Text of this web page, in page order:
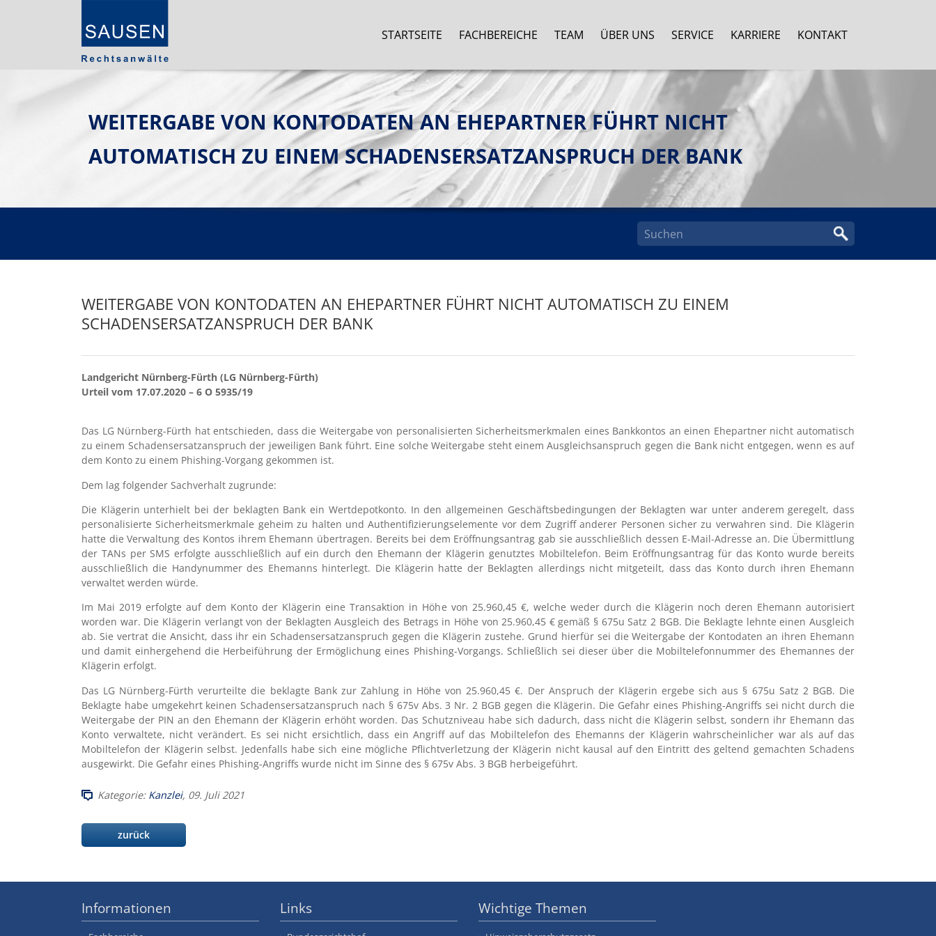
STARTSEITE FACHBEREICHE TEAM ÜBER UNS SERVICE KARRIERE KONTAKT
WEITERGABE VON KONTODATEN AN EHEPARTNER FÜHRT NICHT
AUTOMATISCH ZU EINEM SCHADENSERSATZANSPRUCH DER BANK
WEITERGABE VON KONTODATEN AN EHEPARTNER FÜHRT NICHT AUTOMATISCH ZU EINEM
SCHADENSERSATZANSPRUCH DER BANK
Landgericht Nürnberg-Fürth (LG Nürnberg-Fürth)
Urteil vom 17.07.2020 – 6 O 5935/19
Das LG Nürnberg-Fürth hat entschieden, dass die Weitergabe von personalisierten Sicherheitsmerkmalen eines Bankkontos an einen Ehepartner nicht automatisch
zu einem Schadensersatzanspruch der jeweiligen Bank führt. Eine solche Weitergabe steht einem Ausgleichsanspruch gegen die Bank nicht entgegen, wenn es auf
dem Konto zu einem Phishing-Vorgang gekommen ist.
Dem lag folgender Sachverhalt zugrunde:
Die Klägerin unterhielt bei der beklagten Bank ein Wertdepotkonto. In den allgemeinen Geschäftsbedingungen der Beklagten war unter anderem geregelt, dass
personalisierte Sicherheitsmerkmale geheim zu halten und Authentifizierungselemente vor dem Zugriff anderer Personen sicher zu verwahren sind. Die Klägerin
hatte die Verwaltung des Kontos ihrem Ehemann übertragen. Bereits bei dem Eröffnungsantrag gab sie ausschließlich dessen E-Mail-Adresse an. Die Übermittlung
der TANs per SMS erfolgte ausschließlich auf ein durch den Ehemann der Klägerin genutztes Mobiltelefon. Beim Eröffnungsantrag für das Konto wurde bereits
ausschließlich die Handynummer des Ehemanns hinterlegt. Die Klägerin hatte der Beklagten allerdings nicht mitgeteilt, dass das Konto durch ihren Ehemann
verwaltet werden würde.
Im Mai 2019 erfolgte auf dem Konto der Klägerin eine Transaktion in Höhe von 25.960,45 €, welche weder durch die Klägerin noch deren Ehemann autorisiert
worden war. Die Klägerin verlangt von der Beklagten Ausgleich des Betrags in Höhe von 25.960,45 € gemäß § 675u Satz 2 BGB. Die Beklagte lehnte einen Ausgleich
ab. Sie vertrat die Ansicht, dass ihr ein Schadensersatzanspruch gegen die Klägerin zustehe. Grund hierfür sei die Weitergabe der Kontodaten an ihren Ehemann
und damit einhergehend die Herbeiführung der Ermöglichung eines Phishing-Vorgangs. Schließlich sei dieser über die Mobiltelefonnummer des Ehemannes der
Klägerin erfolgt.
Das LG Nürnberg-Fürth verurteilte die beklagte Bank zur Zahlung in Höhe von 25.960,45 €. Der Anspruch der Klägerin ergebe sich aus § 675u Satz 2 BGB. Die
Beklagte habe umgekehrt keinen Schadensersatzanspruch nach § 675v Abs. 3 Nr. 2 BGB gegen die Klägerin. Die Gefahr eines Phishing-Angriffs sei nicht durch die
Weitergabe der PIN an den Ehemann der Klägerin erhöht worden. Das Schutzniveau habe sich dadurch, dass nicht die Klägerin selbst, sondern ihr Ehemann das
Konto verwaltete, nicht verändert. Es sei nicht ersichtlich, dass ein Angriff auf das Mobiltelefon des Ehemanns der Klägerin wahrscheinlicher war als auf das
Mobiltelefon der Klägerin selbst. Jedenfalls habe sich eine mögliche Pflichtverletzung der Klägerin nicht kausal auf den Eintritt des geltend gemachten Schadens
ausgewirkt. Die Gefahr eines Phishing-Angriffs wurde nicht im Sinne des § 675v Abs. 3 BGB herbeigeführt.
Kategorie: Kanzlei, 09. Juli 2021
zurück
Informationen Links Wichtige Themen